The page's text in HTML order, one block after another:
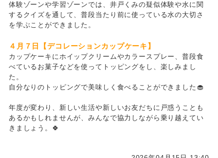
体験ゾーンや学習ゾーンでは、井戸くみの疑似体験や水に関
するクイズを通して、普段当たり前に使っている水の大切さ
を学ぶことができました。
４月７日【デコレーションカップケーキ】
カップケーキにホイップクリームやカラースプレー、普段食
べているお菓子などを使ってトッピングをし、楽しみまし
た。
自分なりのトッピングで美味しく食べることができました🧁
年度が変わり、新しい生活や新しいお友だちに戸惑うことも
あるかもしれませんが、みんなで協力しながら乗り越えてい
きましょう。🍀